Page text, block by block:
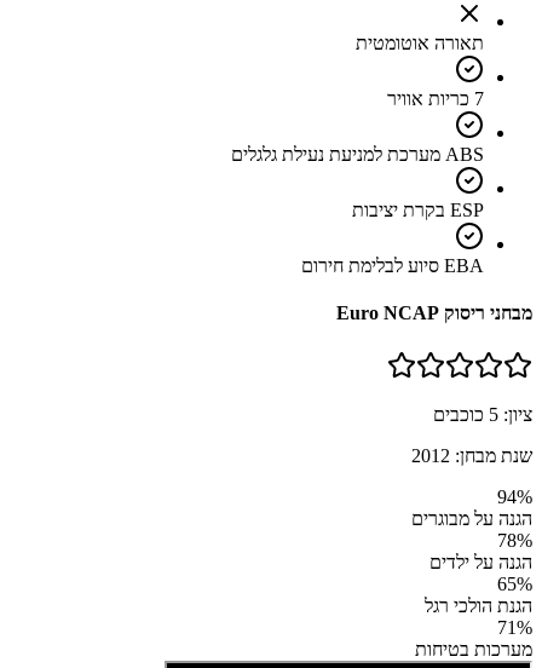
תאורה אוטומטית
7 כריות אוויר
ABS מערכת למניעת נעילת גלגלים
ESP בקרת יציבות
EBA סיוע לבלימת חירום
מבחני ריסוק Euro NCAP
ציון: 5 כוכבים
שנת מבחן: 2012
94%
הגנה על מבוגרים
78%
הגנה על ילדים
65%
הגנת הולכי רגל
71%
מערכות בטיחות